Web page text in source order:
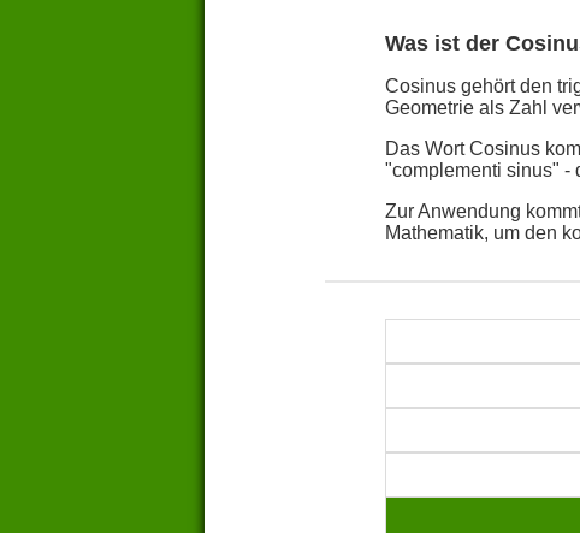
Was ist der
Cosinus gehört den
Geometrie als Zahl
Das Wort Cosinus
"complementi sinus" -
Zur Anwendung
Mathematik, um den